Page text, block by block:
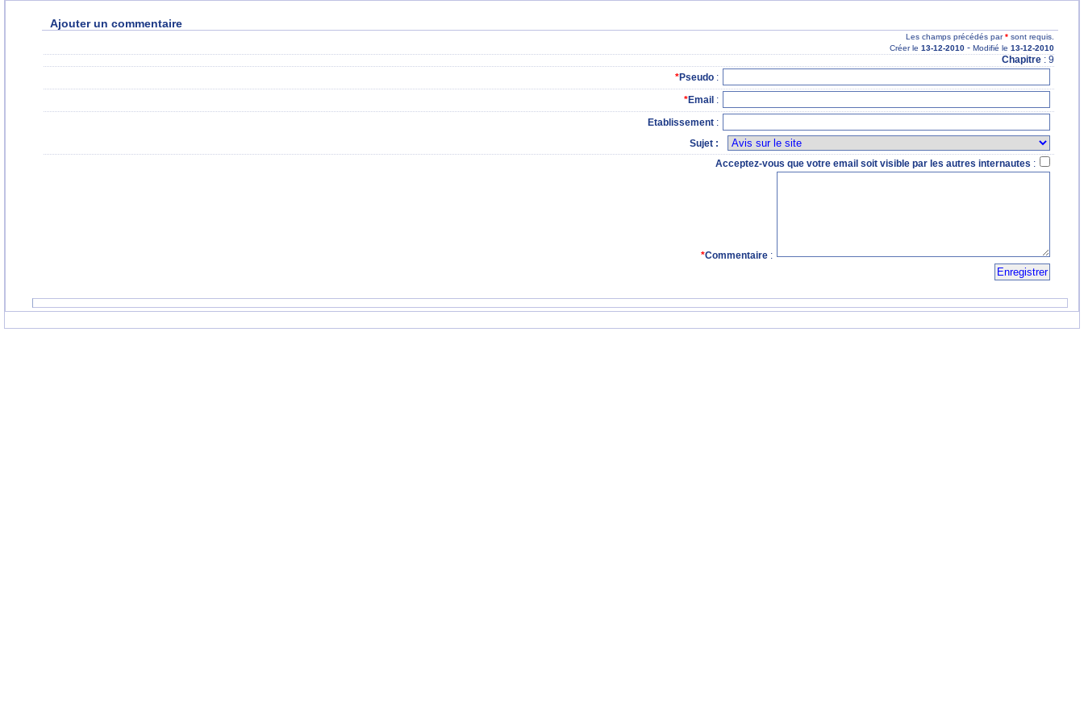
Ajouter un commentaire
Les champs précédés par* sont requis.
Créer le 13-12-2010 - Modifié le 13-12-2010
Chapitre : 9
*Pseudo :
*Email :
Etablissement :
Sujet :
Acceptez-vous que votre email soit visible par les autres internautes :
*Commentaire: